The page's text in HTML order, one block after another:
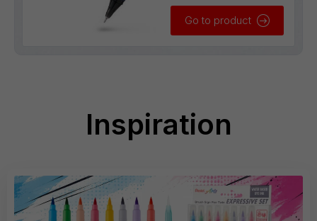
Go to product
Inspiration